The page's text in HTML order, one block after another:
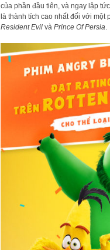
của phần đầu tiên, và ngay lập
là thành tích cao nhất đối với một
Resident Evilvà Prince Of Persia